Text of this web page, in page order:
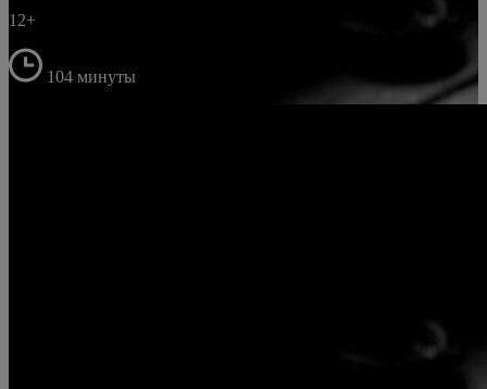
12+
104 минуты